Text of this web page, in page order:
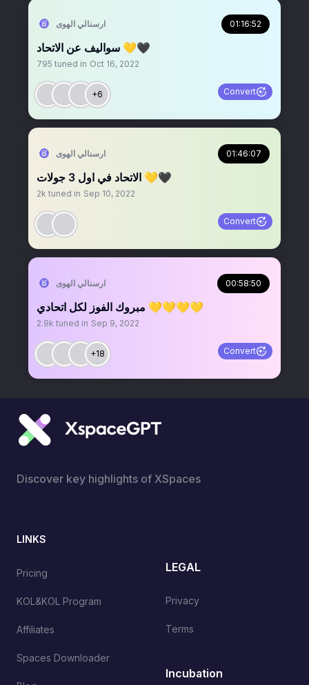
‏ارسنالي الهوى 01:16:52
سواليف عن الاتحاد 💛🖤
795 tuned in Oct 16, 2022
+6 Convert
‏ارسنالي الهوى 01:46:07
الاتحاد في اول 3 جولات 💛🖤
2k tuned in Sep 10, 2022
Convert
‏ارسنالي الهوى 00:58:50
مبروك الفوز لكل اتحادي 💛💛💛💛
2.9k tuned in Sep 9, 2022
+18 Convert
Discover key highlights of XSpaces
LINKS
Pricing
KOL&KOL Program
Affiliates
Spaces Downloader
LEGAL
Privacy
Terms
Incubation